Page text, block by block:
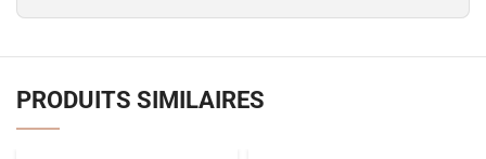
PRODUITS SIMILAIRES